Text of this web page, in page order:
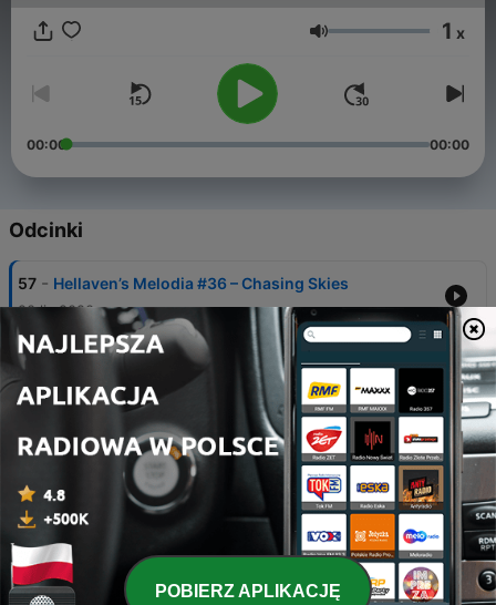
Głośność 1 x
00:00 00:00
Odcinki
57 - Hellaven’s Melodia #36 – Chasing Skies
20 lis 2020
56 - Hellaven’s Melodia #35 – The Wolf and the Child
Hellaven’s Melodia #34 – Infinite
26 wrz 2020
54 - Hellaven’s Melodia #33 – Don’t Call the Valborg
29 sie 2020
53 - Hellaven’s Melodia #32 – Magic Arpeggio
15 sie 2020 POBIERZ APLIKACJĘ